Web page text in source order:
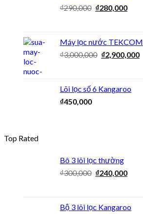
₫290,000 ₫280,000
Máy lọc nước TEKCOM
₫3,000,000 ₫2,900,000
Lõi lọc số 6 Kangaroo
₫450,000
Top Rated
Bô 3 lõi lọc thường
₫300,000 ₫240,000
Bộ 3 lõi lọc Kangaroo